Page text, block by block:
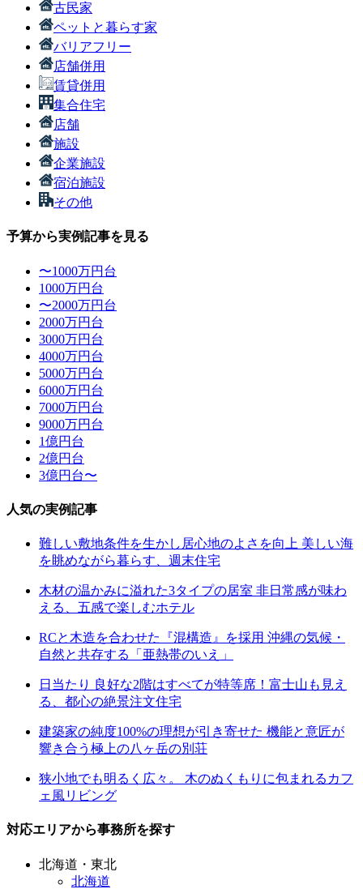
古民家
ペットと暮らす家
バリアフリー
店舗併用
賃貸併用
集合住宅
店舗
施設
企業施設
宿泊施設
その他
予算から実例記事を見る
〜1000万円台
1000万円台
〜2000万円台
2000万円台
3000万円台
4000万円台
5000万円台
6000万円台
7000万円台
9000万円台
1億円台
2億円台
3億円台〜
人気の実例記事
難しい敷地条件を生かし居心地のよさを向上 美しい海
を眺めながら暮らす、週末住宅
木材の温かみに溢れた3タイプの居室 非日常感が味わ
える、五感で楽しむホテル
RCと木造を合わせた『混構造』を採用 沖縄の気候・
自然と共存する「亜熱帯のいえ」
日当たり 良好な2階はすべてが特等席！富士山も見え
る、都心の絶景注文住宅
建築家の純度100%の理想が引き寄せた 機能と意匠が
響き合う極上の八ヶ岳の別荘
狭小地でも明るく広々。 木のぬくもりに包まれるカフ
ェ風リビング
対応エリアから事務所を探す
北海道・東北
北海道